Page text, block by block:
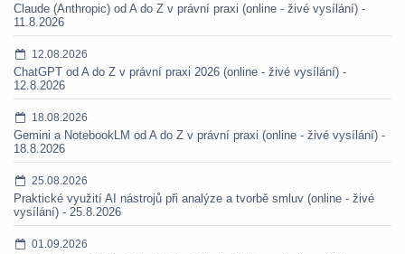
Claude (Anthropic) od A do Z v právní praxi (online - živé vysílání) -
11.8.2026
12.08.2026
ChatGPT od A do Z v právní praxi 2026 (online - živé vysílání) -
12.8.2026
18.08.2026
Gemini a NotebookLM od A do Z v právní praxi (online - živé vysílání) -
18.8.2026
25.08.2026
Praktické využití AI nástrojů při analýze a tvorbě smluv (online - živé
vysílání) - 25.8.2026
01.09.2026